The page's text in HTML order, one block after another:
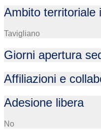
Ambito territoriale
Tavigliano
Giorni apertura
Affiliazioni e
Adesione libera
No